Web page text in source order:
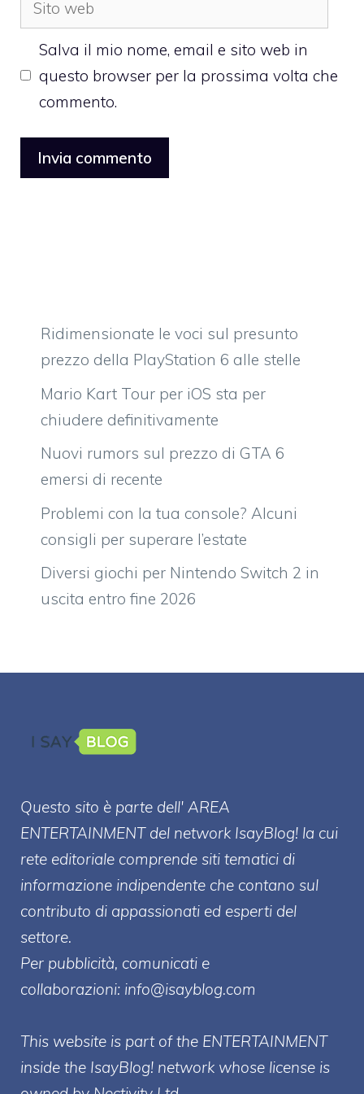
web
Salva il mio nome, email e sito web in
questo browser per la prossima volta che
commento.
Ridimensionate le voci sul presunto
prezzo della PlayStation 6 alle stelle
Mario Kart Tour per iOS sta per
chiudere definitivamente
Nuovi rumors sul prezzo di GTA 6
emersi di recente
Problemi con la tua console? Alcuni
consigli per superare l’estate
Diversi giochi per Nintendo Switch 2 in
uscita entro fine 2026
Questo sito è parte dell' AREA
ENTERTAINMENT del network IsayBlog! la cui
rete editoriale comprende siti tematici di
informazione indipendente che contano sul
contributo di appassionati ed esperti del
settore.
Per pubblicità, comunicati e
collaborazioni: info@isayblog.com
This website is part of the ENTERTAINMENT
inside the IsayBlog! network whose license is